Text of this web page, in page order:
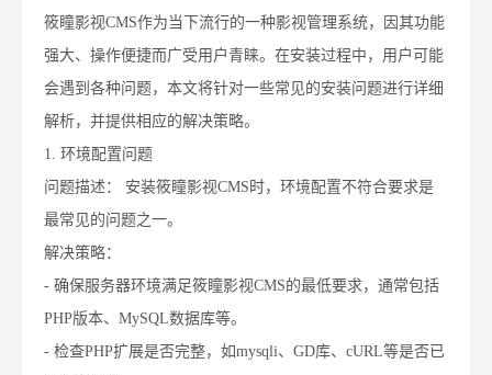
筱瞳影视CMS作为当下流行的一种影视管理系统，因其功能
强大、操作便捷而广受用户青睐。在安装过程中，用户可能
会遇到各种问题，本文将针对一些常见的安装问题进行详细
解析，并提供相应的解决策略。
1. 环境配置问题
问题描述： 安装筱瞳影视CMS时，环境配置不符合要求是
最常见的问题之一。
解决策略：
- 确保服务器环境满足筱瞳影视CMS的最低要求，通常包括
PHP版本、MySQL数据库等。
- 检查PHP扩展是否完整，如mysqli、GD库、cURL等是否已